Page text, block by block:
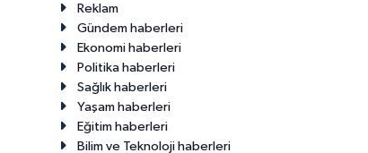
Reklam
Gündem haberleri
Ekonomi haberleri
Politika haberleri
Sağlık haberleri
Yaşam haberleri
Eğitim haberleri
Bilim ve Teknoloji haberleri